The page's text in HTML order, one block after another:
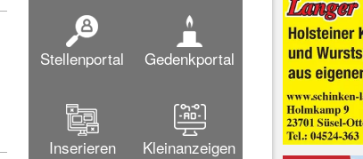
Stellenportal Gedenkportal
Inserieren Kleinanzeigen